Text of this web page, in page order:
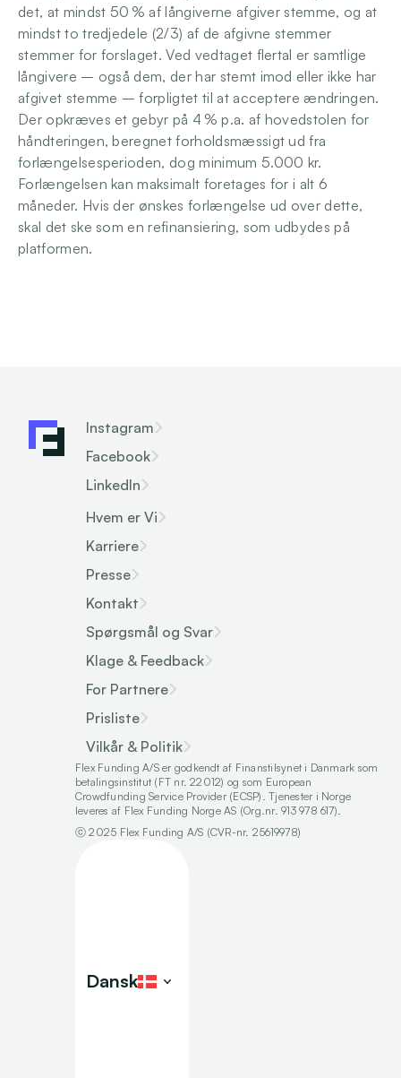
det, at mindst 50 % af långiverne afgiver stemme, og at
mindst to tredjedele (2/3) af de afgivne stemmer
stemmer for forslaget. Ved vedtaget flertal er samtlige
långivere – også dem, der har stemt imod eller ikke har
afgivet stemme – forpligtet til at acceptere ændringen.
Der opkræves et gebyr på 4 % p.a. af hovedstolen for
håndteringen, beregnet forholdsmæssigt ud fra
forlængelsesperioden, dog minimum 5.000 kr.
Forlængelsen kan maksimalt foretages for i alt 6
måneder. Hvis der ønskes forlængelse ud over dette,
skal det ske som en refinansiering, som udbydes på
platformen.
Instagram
Facebook
LinkedIn
Hvem er Vi
Karriere
Presse
Kontakt
Spørgsmål og Svar
Klage & Feedback
For Partnere
Prisliste
Vilkår & Politik
Flex Funding A/S er godkendt af Finanstilsynet i Danmark som
betalingsinstitut (FT nr. 22012) og som European
Crowdfunding Service Provider (ECSP). Tjenester i Norge
leveres af Flex Funding Norge AS (Org.nr. 913 978 617).
ⓒ 2025 Flex Funding A/S (CVR-nr. 25619978)
Dansk